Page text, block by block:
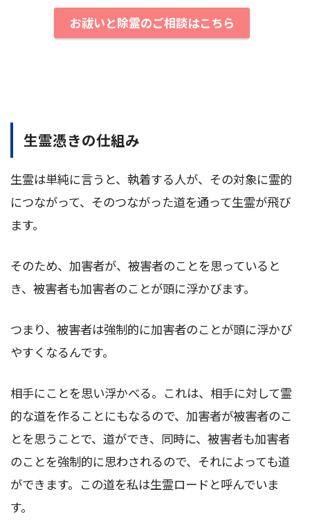
お祓いと除霊のご相談はこちら
生霊憑きの仕組み
生霊は単純に言うと、執着する人が、その対象に霊的
につながって、そのつながった道を通って生霊が飛び
ます。
そのため、加害者が、被害者のことを思っていると
き、被害者も加害者のことが頭に浮かびます。
つまり、被害者は強制的に加害者のことが頭に浮かび
やすくなるんです。
相手にことを思い浮かべる。これは、相手に対して霊
的な道を作ることにもなるので、加害者が被害者のこ
とを思うことで、道ができ、同時に、被害者も加害者
のことを強制的に思わされるので、それによっても道
ができます。この道を私は生霊ロードと呼んでいま
す。